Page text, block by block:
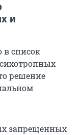
и
в список
решение
запрещенных